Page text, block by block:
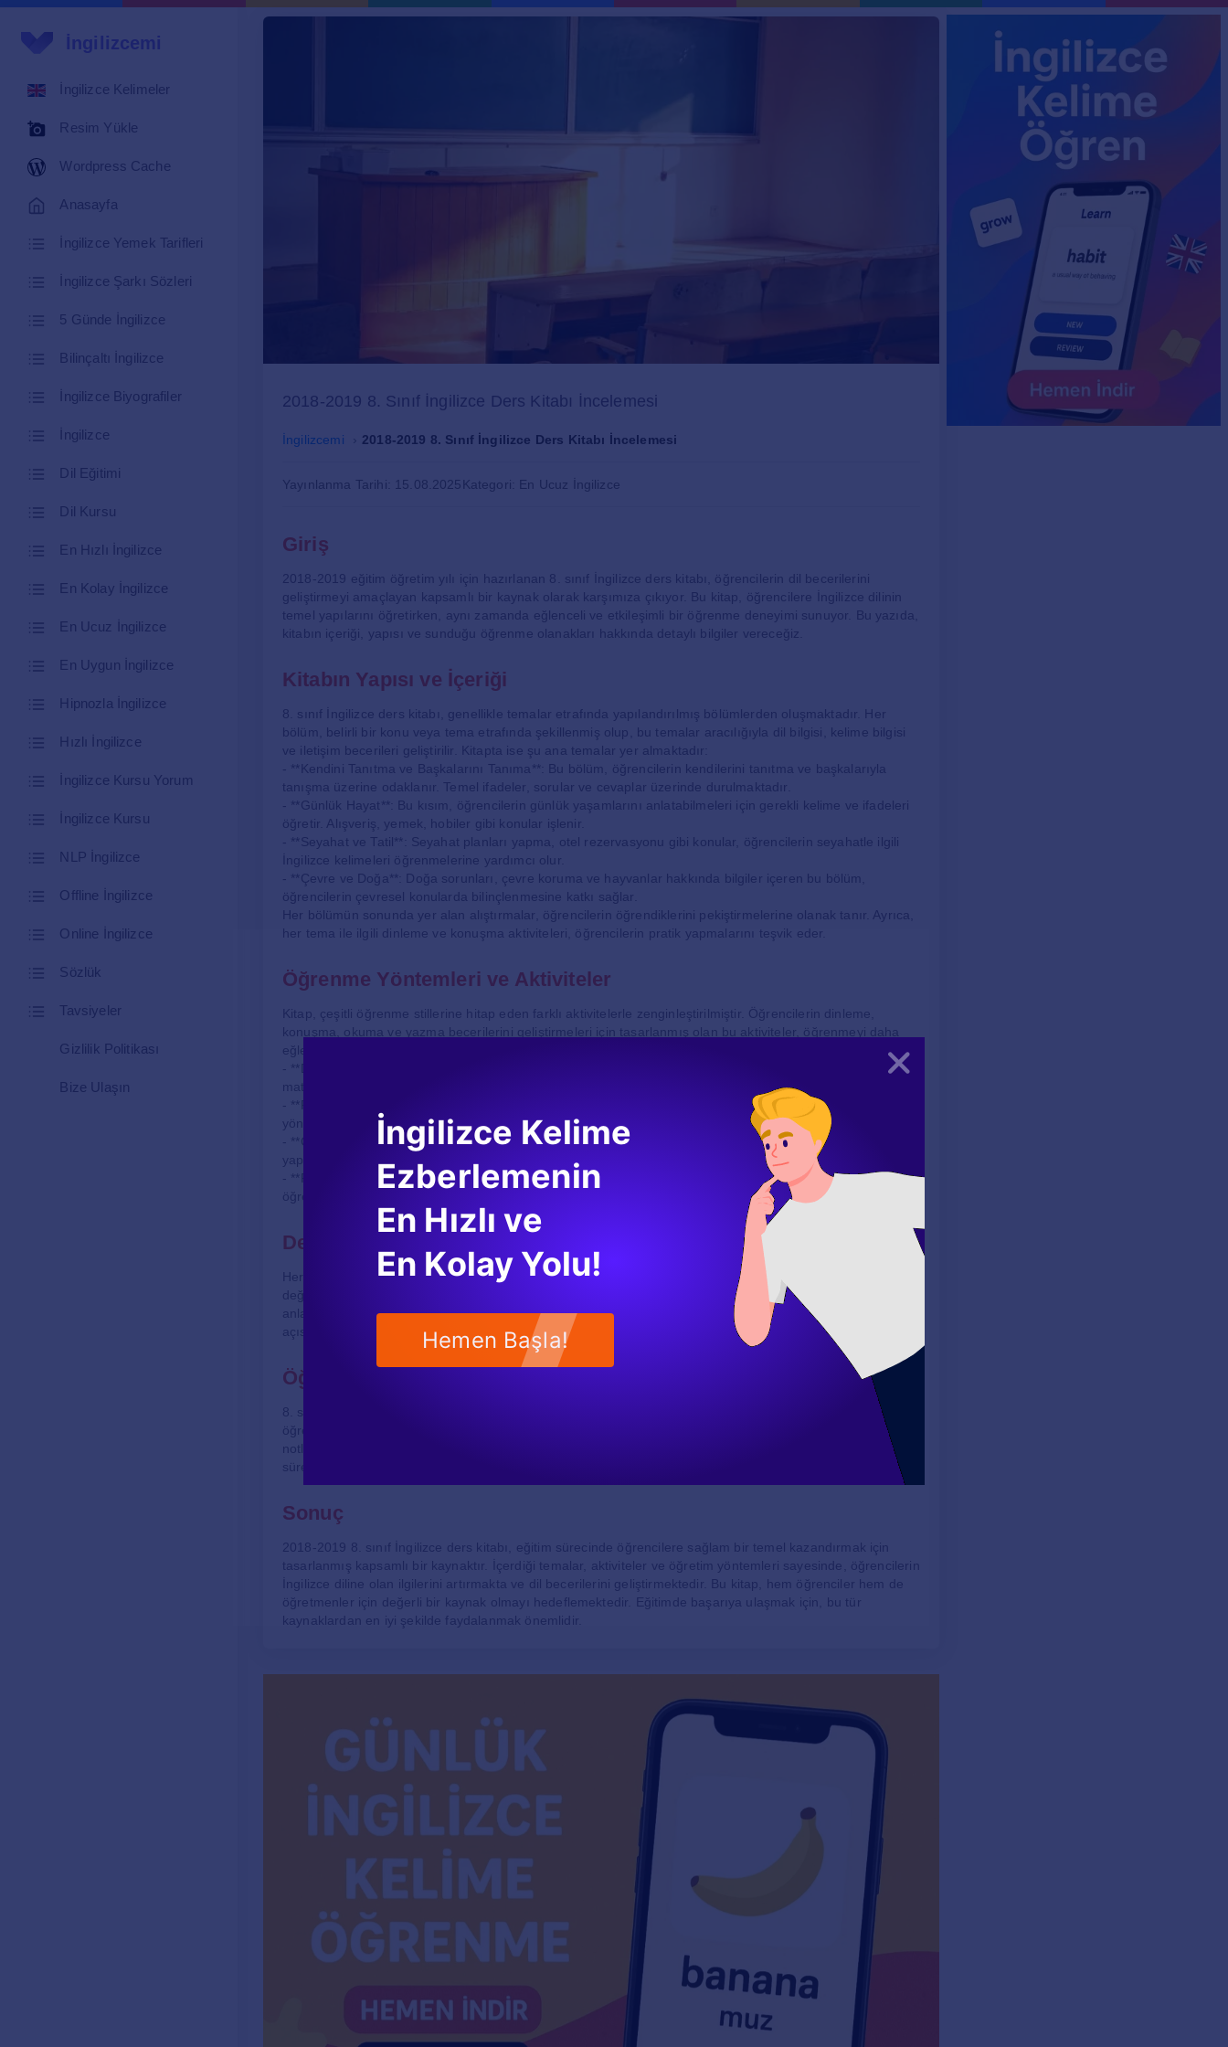
İngilizcemi
İngilizce Kelimeler
Resim Yükle
Wordpress Cache
Anasayfa
İngilizce Yemek Tarifleri
İngilizce Şarkı Sözleri
5 Günde İngilizce
Bilinçaltı İngilizce
İngilizce Biyografiler
İngilizce
Dil Eğitimi
Dil Kursu
En Hızlı İngilizce
En Kolay İngilizce
En Ucuz İngilizce
En Uygun İngilizce
Hipnozla İngilizce
Hızlı İngilizce
İngilizce Kursu Yorum
İngilizce Kursu
NLP İngilizce
Offline İngilizce
Online İngilizce
Sözlük
Tavsiyeler
Gizlilik Politikası
Bize Ulaşın
2018-2019 8. Sınıf İngilizce Ders Kitabı İncelemesi
İngilizcemi 2018-2019 8. Sınıf İngilizce Ders Kitabı İncelemesi
Yayınlanma Tarihi: 15.08.2025Kategori: En Ucuz İngilizce
Giriş
2018-2019 eğitim öğretim yılı için hazırlanan 8. sınıf İngilizce ders kitabı, öğrencilerin dil becerilerini
geliştirmeyi amaçlayan kapsamlı bir kaynak olarak karşımıza çıkıyor. Bu kitap, öğrencilere İngilizce dilinin
temel yapılarını öğretirken, aynı zamanda eğlenceli ve etkileşimli bir öğrenme deneyimi sunuyor. Bu yazıda,
kitabın içeriği, yapısı ve sunduğu öğrenme olanakları hakkında detaylı bilgiler vereceğiz.
Kitabın Yapısı ve İçeriği
8. sınıf İngilizce ders kitabı, genellikle temalar etrafında yapılandırılmış bölümlerden oluşmaktadır. Her
bölüm, belirli bir konu veya tema etrafında şekillenmiş olup, bu temalar aracılığıyla dil bilgisi, kelime bilgisi
ve iletişim becerileri geliştirilir. Kitapta ise şu ana temalar yer almaktadır:
- **Kendini Tanıtma ve Başkalarını Tanıma**: Bu bölüm, öğrencilerin kendilerini tanıtma ve başkalarıyla
tanışma üzerine odaklanır. Temel ifadeler, sorular ve cevaplar üzerinde durulmaktadır.
- **Günlük Hayat**: Bu kısım, öğrencilerin günlük yaşamlarını anlatabilmeleri için gerekli kelime ve ifadeleri
öğretir. Alışveriş, yemek, hobiler gibi konular işlenir.
- **Seyahat ve Tatil**: Seyahat planları yapma, otel rezervasyonu gibi konular, öğrencilerin seyahatle ilgili
İngilizce kelimeleri öğrenmelerine yardımcı olur.
- **Çevre ve Doğa**: Doğa sorunları, çevre koruma ve hayvanlar hakkında bilgiler içeren bu bölüm,
öğrencilerin çevresel konularda bilinçlenmesine katkı sağlar.
Her bölümün sonunda yer alan alıştırmalar, öğrencilerin öğrendiklerini pekiştirmelerine olanak tanır. Ayrıca,
her tema ile ilgili dinleme ve konuşma aktiviteleri, öğrencilerin pratik yapmalarını teşvik eder.
Öğrenme Yöntemleri ve Aktiviteler
Kitap, çeşitli öğrenme stillerine hitap eden farklı aktivitelerle zenginleştirilmiştir. Öğrencilerin dinleme,
konuşma, okuma ve yazma becerilerini geliştirmeleri için tasarlanmış olan bu aktiviteler, öğrenmeyi daha
eğlenceli hale getirir. Örneğin:
- **Dinleme Aktiviteleri**: Öğrenciler, sesli materyaller dinleyerek dinleme becerilerini geliştirebilirler. Bu
materyaller, gerçek hayatta karşılaşabilecekleri diyalogları içermektedir.
- **Rol Oyunları**: Öğrenciler, belirli senaryolar üzerinden rol oynayarak dil pratiği yapma fırsatı bulurlar. Bu
yöntem, iletişim becerilerini güçlendirir.
- **Grup Çalışmaları**: Öğrenciler, küçük gruplar halinde çalışarak, birlikte problem çözme ve fikir alışverişi
yapma becerilerini geliştirebilirler.
- **Projeler**: Kitap, öğrencilerin araştırma yaparak çeşitli projeler geliştirmelerine olanak tanır. Bu projeler,
öğrencilerin yaratıcılıklarını ortaya çıkarmalarına yardımcı olur.
Değerlendirme ve Geri Bildirim
Her bölüm sonunda yer alan test ve quizler, öğrencilerin ilerlemelerini değerlendirmek için önemlidir. Bu
değerlendirmeler, öğretmenlerin öğrencilerin hangi konularda daha fazla yardıma ihtiyaç duyduğunu
anlamalarına yardımcı olur. Ayrıca, geri bildirim almak, öğrencilerin öğrenme süreçlerini geliştirmeleri
açısından kritik bir rol oynar.
Öğretmenler İçin Kaynaklar
8. sınıf İngilizce ders kitabı, öğretmenler için de çeşitli kaynaklar sunmaktadır. Öğretmenler, kitabın
öğretmen kılavuzundan yararlanarak, derslerini daha etkili bir şekilde planlayabilirler. Bu kılavuz, ders
notları, ek aktiviteler ve değerlendirme kriterleri gibi bilgiler içermektedir. Bu sayede, öğretmenler ders
süreçlerini daha verimli bir hale getirebilir.
Sonuç
2018-2019 8. sınıf İngilizce ders kitabı, eğitim sürecinde öğrencilere sağlam bir temel kazandırmak için
tasarlanmış kapsamlı bir kaynaktır. İçerdiği temalar, aktiviteler ve öğretim yöntemleri sayesinde, öğrencilerin
İngilizce diline olan ilgilerini artırmakta ve dil becerilerini geliştirmektedir. Bu kitap, hem öğrenciler hem de
öğretmenler için değerli bir kaynak olmayı hedeflemektedir. Eğitimde başarıya ulaşmak için, bu tür
kaynaklardan en iyi şekilde faydalanmak önemlidir.
Kapat
İngilizce Kelime
Ezberlemenin
En Hızlı ve
En Kolay Yolu!
Hemen Başla!